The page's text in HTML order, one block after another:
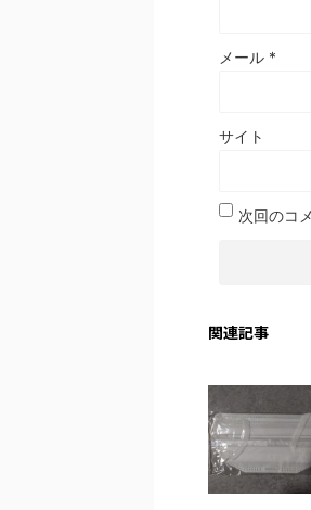
メール *
サイト
次回のコ
関連記事